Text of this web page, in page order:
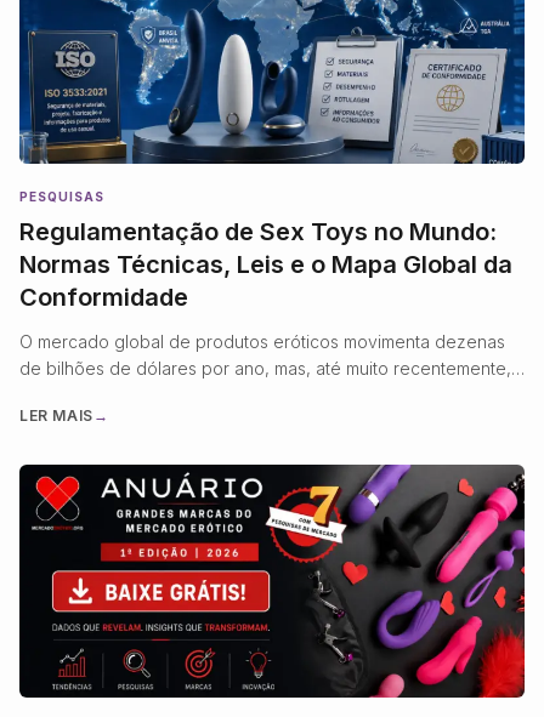
PESQUISAS
Regulamentação de Sex Toys no Mundo:
Normas Técnicas, Leis e o Mapa Global da
Conformidade
O mercado global de produtos eróticos movimenta dezenas
de bilhões de dólares por ano, mas, até muito recentemente,
técnica que rege outros bens de consumo. Um vibrador com
mesmos plásticos e componentes eletrônicos de um
brinquedo infantil ou …
LER MAIS →